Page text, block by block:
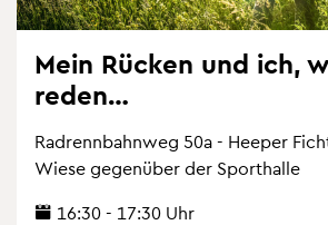
Mein Rü­cken und ich,
reden…
Rad­renn­bahn­weg 50a - Hee­per
Wiese ge­gen­über der Sport­hal­le
16:30 - 17:30 Uhr